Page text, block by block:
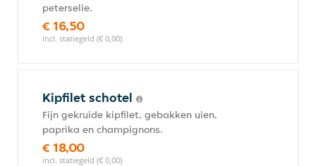
peterselie.
€ 16,50
incl. statiegeld (€ 0,00)
Kipfilet schotel
Fijn gekruide kipfilet, gebakken uien,
paprika en champignons.
€ 18,00
incl. statiegeld (€ 0,00)